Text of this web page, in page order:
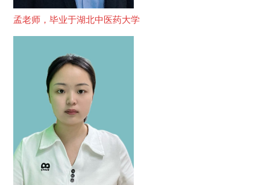
孟老师，毕业于湖北中医药大学